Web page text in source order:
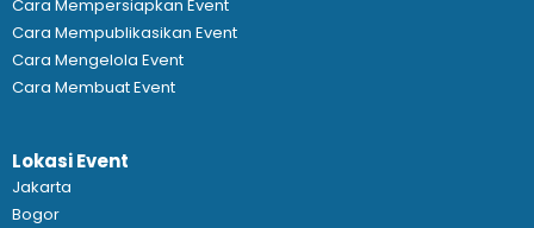
Cara Mempersiapkan Event
Cara Mempublikasikan Event
Cara Mengelola Event
Cara Membuat Event
Lokasi Event
Jakarta
Bogor